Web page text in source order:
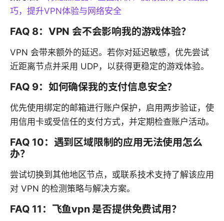
巧，提升VPN体验与网络安全
FAQ 8：VPN 会不会影响我的游戏体验？
VPN 会带来额外的延迟。若你对延迟敏感，优先尝试
近距离节点并采用 UDP，以获得更稳定的游戏体验。
FAQ 9：如何确保我的支付信息安全？
优先使用绑定的邮箱进行账户保护，启用两步验证，使
用信用卡或受信任的支付方式，并定期检查账户活动。
FAQ 10：遇到区域限制的应用无法使用怎么
办？
尝试切换到其他地区节点，或联系技术支持了解该应用
对 VPN 的检测策略与解决方案。
FAQ 11：飞鱼vpn 是否提供免费试用？